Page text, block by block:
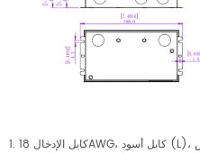
1. كابل الإدخال 18AWG،